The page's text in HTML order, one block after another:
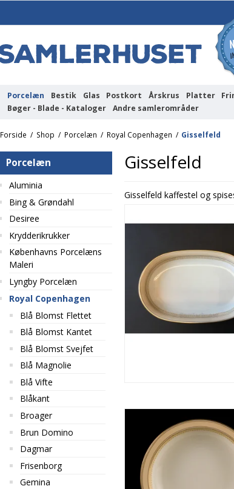
Porcelæn Bestik Glas Postkort Årskrus Platter
Bøger - Blade - Kataloger
Andre samlerområder
Forside / Shop / Porcelæn / Royal Copenhagen / Gisselfeld
Porcelæn
Aluminia
Bing & Grøndahl
Desiree
Krydderikrukker
Københavns Porcelæns
Maleri
Lyngby Porcelæn
Royal Copenhagen
Blå Blomst Flettet
Blå Blomst Kantet
Blå Blomst Svejfet
Blå Magnolie
Blå Vifte
Blåkant
Broager
Brun Domino
Dagmar
Frisenborg
Gemina
Gisselfeld
Gisselfeld kaffestel og